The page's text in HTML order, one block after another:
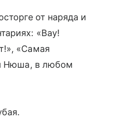
от наряда и
«Вау!
«Самая
Нюша, в любом